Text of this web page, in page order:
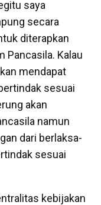
saya
secara
diterapkan
Pancasila. Kalau
mendapat
sesuai
akan
namun
dari berlaksa-
sesuai
kebijakan